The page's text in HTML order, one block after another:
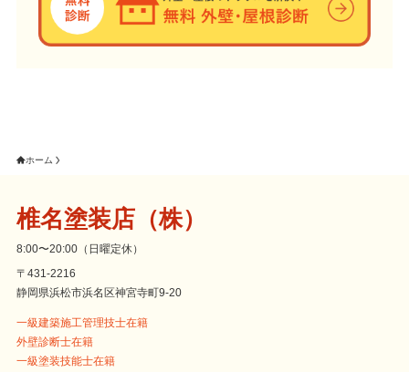
ホーム
椎名塗装店（株）
8:00〜20:00（日曜定休）
〒431-2216
静岡県浜松市浜名区神宮寺町9-20
一級建築施工管理技士在籍
外壁診断士在籍
一級塗装技能士在籍